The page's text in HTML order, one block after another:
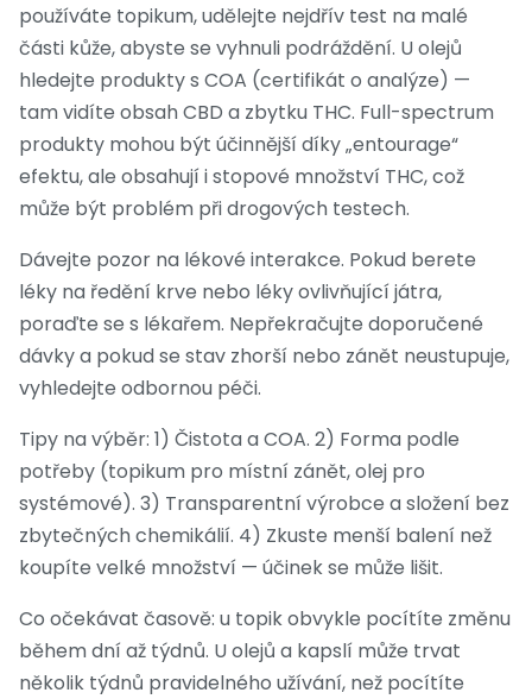
používáte topikum, udělejte nejdřív test na malé
části kůže, abyste se vyhnuli podráždění. U olejů
hledejte produkty s COA (certifikát o analýze) —
tam vidíte obsah CBD a zbytku THC. Full-spectrum
produkty mohou být účinnější díky „entourage“
efektu, ale obsahují i stopové množství THC, což
může být problém při drogových testech.
Dávejte pozor na lékové interakce. Pokud berete
léky na ředění krve nebo léky ovlivňující játra,
poraďte se s lékařem. Nepřekračujte doporučené
dávky a pokud se stav zhorší nebo zánět neustupuje,
vyhledejte odbornou péči.
Tipy na výběr: 1) Čistota a COA. 2) Forma podle
potřeby (topikum pro místní zánět, olej pro
systémové). 3) Transparentní výrobce a složení bez
zbytečných chemikálií. 4) Zkuste menší balení než
koupíte velké množství — účinek se může lišit.
Co očekávat časově: u topik obvykle pocítíte změnu
během dní až týdnů. U olejů a kapslí může trvat
několik týdnů pravidelného užívání, než pocítíte